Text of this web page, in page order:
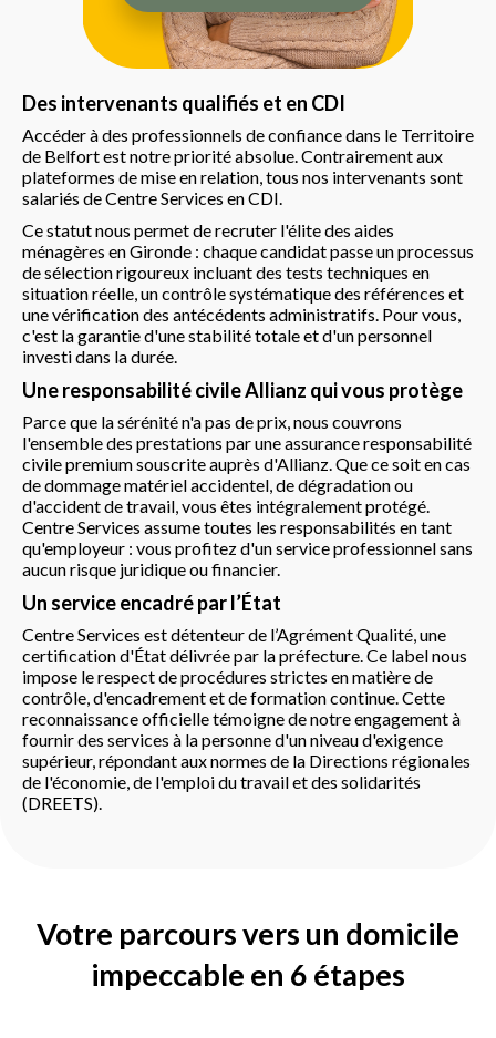
Des intervenants qualifiés et en CDI
Accéder à des professionnels de confiance dans le Territoire
de Belfort est notre priorité absolue. Contrairement aux
plateformes de mise en relation, tous nos intervenants sont
salariés de Centre Services en CDI.
Ce statut nous permet de recruter l'élite des aides
ménagères en Gironde : chaque candidat passe un processus
de sélection rigoureux incluant des tests techniques en
situation réelle, un contrôle systématique des références et
une vérification des antécédents administratifs. Pour vous,
c'est la garantie d'une stabilité totale et d'un personnel
investi dans la durée.
Une responsabilité civile Allianz qui vous protège
Parce que la sérénité n'a pas de prix, nous couvrons
l'ensemble des prestations par une assurance responsabilité
civile premium souscrite auprès d'Allianz. Que ce soit en cas
de dommage matériel accidentel, de dégradation ou
d'accident de travail, vous êtes intégralement protégé.
Centre Services assume toutes les responsabilités en tant
qu'employeur : vous profitez d'un service professionnel sans
aucun risque juridique ou financier.
Un service encadré par l’État
Centre Services est détenteur de l’Agrément Qualité, une
certification d'État délivrée par la préfecture. Ce label nous
impose le respect de procédures strictes en matière de
contrôle, d'encadrement et de formation continue. Cette
reconnaissance officielle témoigne de notre engagement à
fournir des services à la personne d'un niveau d'exigence
supérieur, répondant aux normes de la Directions régionales
de l'économie, de l'emploi du travail et des solidarités
(DREETS).
Votre parcours vers un domicile
impeccable en 6 étapes